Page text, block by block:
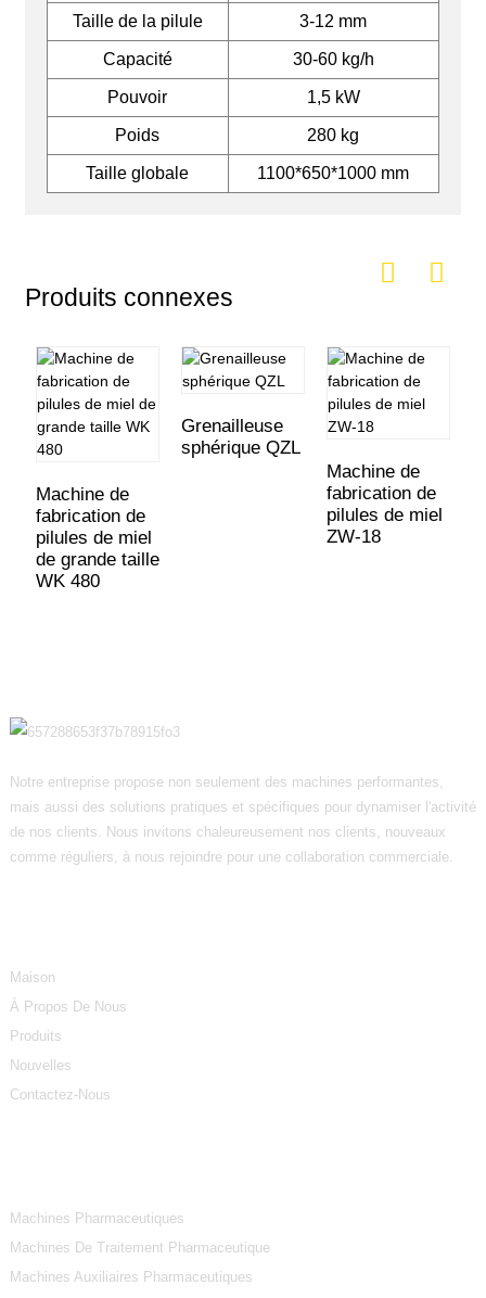
Taille de la pilule 3-12 mm
Capacité 30-60 kg/h
Pouvoir 1,5 kW
Poids 280 kg
Taille globale 1100*650*1000 mm
Produits connexes
Machine de
fabrication de
pilules de miel
de grande taille
WK 480
Grenailleuse
sphérique QZL
Machine de
fabrication de
pilules de miel
ZW-18
Notre entreprise propose non seulement des machines performantes,
mais aussi des solutions pratiques et spécifiques pour dynamiser l'activité
de nos clients. Nous invitons chaleureusement nos clients, nouveaux
comme réguliers, à nous rejoindre pour une collaboration commerciale.
Maison
À Propos De Nous
Produits
Nouvelles
Contactez-Nous
Machines Pharmaceutiques
Machines De Traitement Pharmaceutique
Machines Auxiliaires Pharmaceutiques